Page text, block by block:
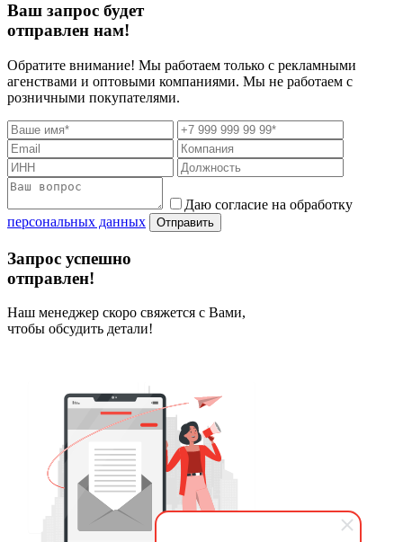
Ваш запрос будет
отправлен нам!
Обратите внимание! Мы работаем только с рекламными
агенствами и оптовыми компаниями. Мы не работаем с
розничными покупателями.
Даю согласие на обработку
персональных данных
Отправить
Запрос успешно
отправлен!
Наш менеджер скоро свяжется с Вами,
чтобы обсудить детали!